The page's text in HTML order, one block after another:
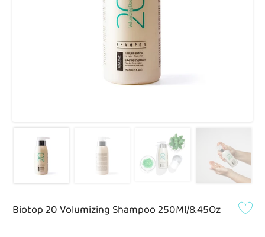
Biotop 20 Volumizing Shampoo 250Ml/8.45Oz